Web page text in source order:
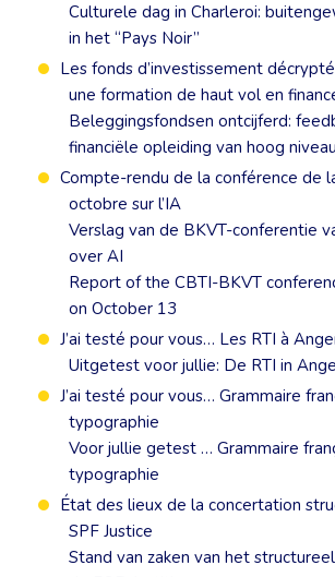
Culturele dag in Charleroi:
in het “Pays Noir”
Les fonds d’investissement
une formation de haut vol en
Beleggingsfondsen ontcijferd:
financiële opleiding van hoog niveau
Compte-rendu de la conférence de
octobre sur l’IA
Verslag van de BKVT-conferentie
over AI
Report of the CBTI-BKVT
on October 13
J’ai testé pour vous… Les RTI à
Uitgetest voor jullie: De RTI in
J’ai testé pour vous… Grammaire
typographie
Voor jullie getest … Grammaire
typographie
État des lieux de la concertation
SPF Justice
Stand van zaken van het